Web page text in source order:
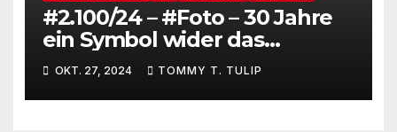
#2.100/24 – #Foto – 30 Jahre
ein Symbol wider das
Vergessen, Musik war mal
gut – OK, Boomer!
OKT. 27, 2024 TOMMY T. TULIP